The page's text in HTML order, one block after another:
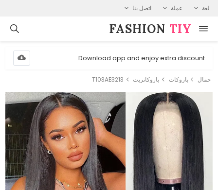
لغة عملة اتصل بنا
FASHION⁠ TIY
Download app and enjoy extra discount
جمال باروكات باروكاتريت T103AE3213